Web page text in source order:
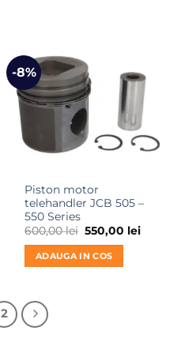
-8%
Piston motor
telehandler JCB 505 –
550 Series
600,00lei Prețul
inițial
a
fost:
600,00 lei.
550,00 leiPrețul
ADAUGA IN COS
2